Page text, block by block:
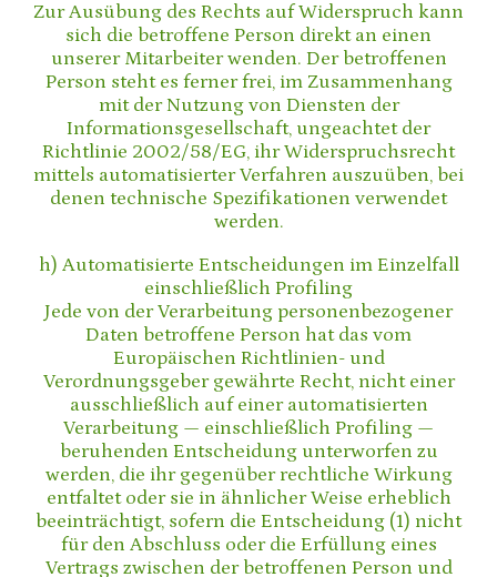
Zur Ausübung des Rechts auf Widerspruch kann
sich die betroffene Person direkt an einen
unserer Mitarbeiter wenden. Der betroffenen
Person steht es ferner frei, im Zusammenhang
mit der Nutzung von Diensten der
Informationsgesellschaft, ungeachtet der
Richtlinie 2002/58/EG, ihr Widerspruchsrecht
mittels automatisierter Verfahren auszuüben, bei
denen technische Spezifikationen verwendet
werden.
h) Automatisierte Entscheidungen im Einzelfall
einschließlich Profiling
Jede von der Verarbeitung personenbezogener
Daten betroffene Person hat das vom
Europäischen Richtlinien- und
Verordnungsgeber gewährte Recht, nicht einer
ausschließlich auf einer automatisierten
Verarbeitung — einschließlich Profiling —
beruhenden Entscheidung unterworfen zu
werden, die ihr gegenüber rechtliche Wirkung
entfaltet oder sie in ähnlicher Weise erheblich
beeinträchtigt, sofern die Entscheidung (1) nicht
für den Abschluss oder die Erfüllung eines
Vertrags zwischen der betroffenen Person und